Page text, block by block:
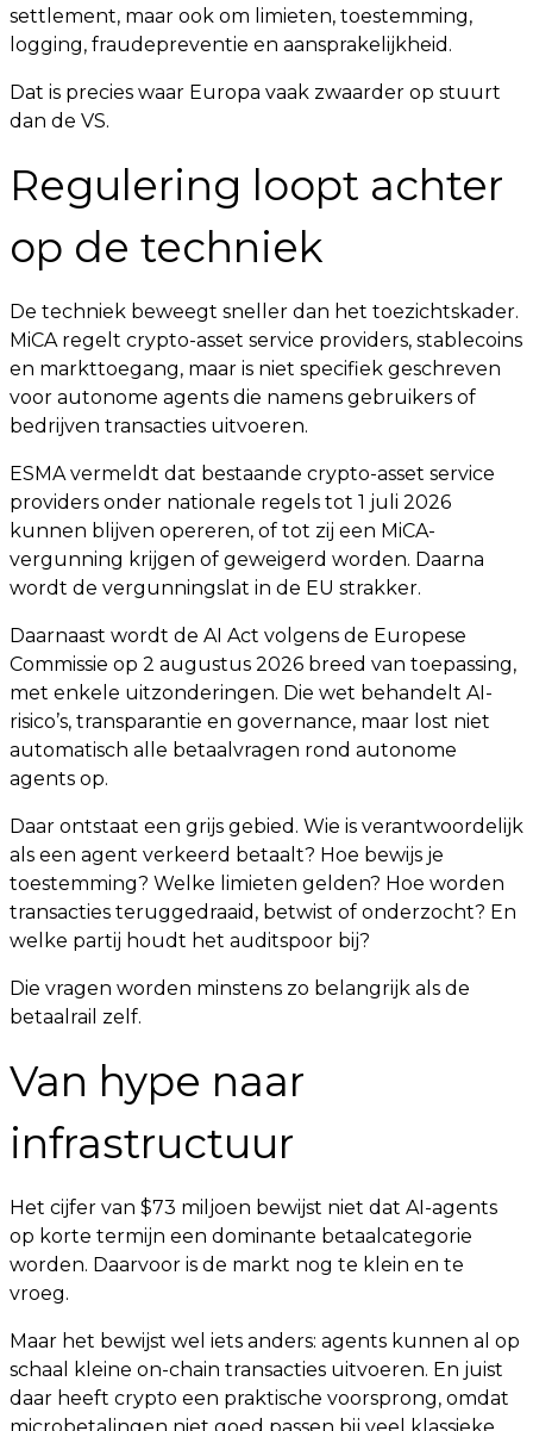
settlement, maar ook om limieten, toestemming,
logging, fraudepreventie en aansprakelijkheid.
Dat is precies waar Europa vaak zwaarder op stuurt
dan de VS.
Regulering loopt achter
op de techniek
De techniek beweegt sneller dan het toezichtskader.
MiCA regelt crypto-asset service providers, stablecoins
en markttoegang, maar is niet specifiek geschreven
voor autonome agents die namens gebruikers of
bedrijven transacties uitvoeren.
ESMA vermeldt dat bestaande crypto-asset service
providers onder nationale regels tot 1 juli 2026
kunnen blijven opereren, of tot zij een MiCA-
vergunning krijgen of geweigerd worden. Daarna
wordt de vergunningslat in de EU strakker.
Daarnaast wordt de AI Act volgens de Europese
Commissie op 2 augustus 2026 breed van toepassing,
met enkele uitzonderingen. Die wet behandelt AI-
risico’s, transparantie en governance, maar lost niet
automatisch alle betaalvragen rond autonome
agents op.
Daar ontstaat een grijs gebied. Wie is verantwoordelijk
als een agent verkeerd betaalt? Hoe bewijs je
toestemming? Welke limieten gelden? Hoe worden
transacties teruggedraaid, betwist of onderzocht? En
welke partij houdt het auditspoor bij?
Die vragen worden minstens zo belangrijk als de
betaalrail zelf.
Van hype naar
infrastructuur
Het cijfer van $73 miljoen bewijst niet dat AI-agents
op korte termijn een dominante betaalcategorie
worden. Daarvoor is de markt nog te klein en te
vroeg.
Maar het bewijst wel iets anders: agents kunnen al op
schaal kleine on-chain transacties uitvoeren. En juist
daar heeft crypto een praktische voorsprong, omdat
microbetalingen niet goed passen bij veel klassieke